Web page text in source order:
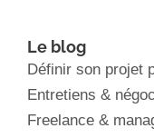
Le blog
Définir son projet
Entretiens &
Freelance &